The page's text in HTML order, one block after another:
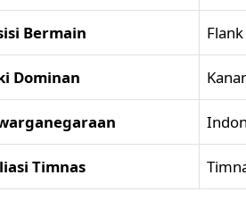
Bermain
Dominan
Timnas